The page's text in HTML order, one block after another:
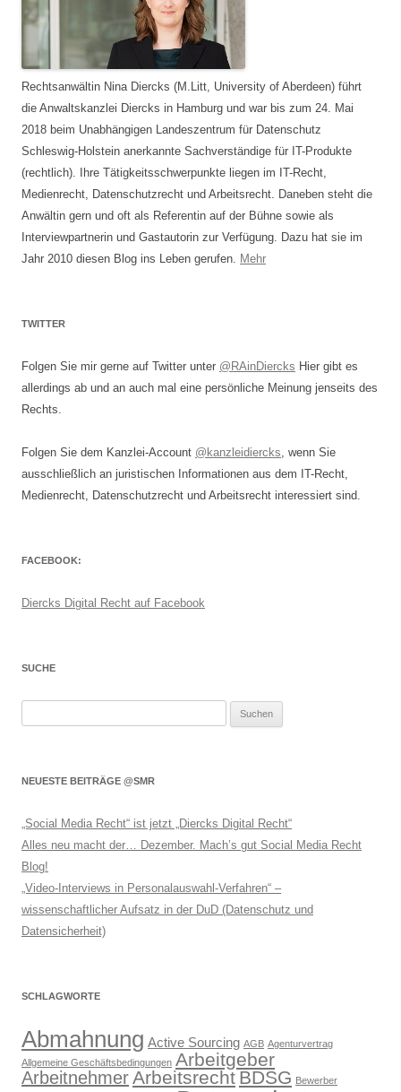
Rechtsanwältin Nina Diercks (M.Litt, University of Aberdeen) führt
die Anwaltskanzlei Diercks in Hamburg und war bis zum 24. Mai
2018 beim Unabhängigen Landeszentrum für Datenschutz
Schleswig-Holstein anerkannte Sachverständige für IT-Produkte
(rechtlich). Ihre Tätigkeitsschwerpunkte liegen im IT-Recht,
Medienrecht, Datenschutzrecht und Arbeitsrecht. Daneben steht die
Anwältin gern und oft als Referentin auf der Bühne sowie als
Interviewpartnerin und Gastautorin zur Verfügung. Dazu hat sie im
Jahr 2010 diesen Blog ins Leben gerufen. Mehr
TWITTER
Folgen Sie mir gerne auf Twitter unter @RAinDiercks Hier gibt es
allerdings ab und an auch mal eine persönliche Meinung jenseits des
Rechts.
Folgen Sie dem Kanzlei-Account @kanzleidiercks, wenn Sie
ausschließlich an juristischen Informationen aus dem IT-Recht,
Medienrecht, Datenschutzrecht und Arbeitsrecht interessiert sind.
FACEBOOK:
Diercks Digital Recht auf Facebook
SUCHE
NEUESTE BEITRÄGE @SMR
„Social Media Recht“ ist jetzt „Diercks Digital Recht“
Alles neu macht der… Dezember. Mach’s gut Social Media Recht
Blog!
„Video-Interviews in Personalauswahl-Verfahren“ –
wissenschaftlicher Aufsatz in der DuD (Datenschutz und
Datensicherheit)
SCHLAGWORTE
Abmahnung Active Sourcing AGB Agenturvertrag
Allgemeine Geschäftsbedingungen Arbeitgeber
ArbeitnehmerArbeitsrecht BDSG Bewerber